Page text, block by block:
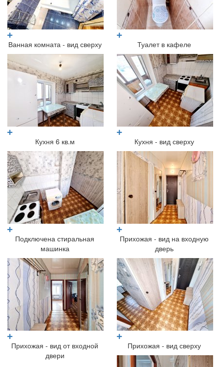
Ванная комната - вид сверху Туалет в кафеле
Кухня 6 кв.м Кухня - вид сверху
Подключена стиральная
машинка
Прихожая - вид на входную
дверь
Прихожая - вид от входной
двери
Прихожая - вид сверху